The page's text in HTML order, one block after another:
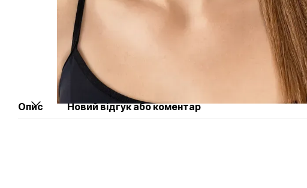
Опис Новий відгук або коментар